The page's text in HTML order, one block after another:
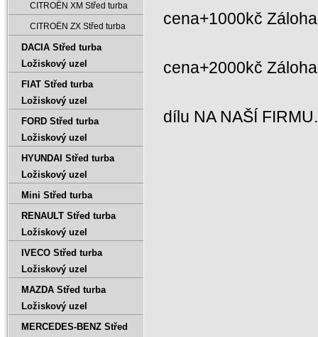
cena+1000kč
cena+2000kč
dílu NA NAŠÍ
CITROËN XM Střed turba
CITROËN ZX Střed turba
DACIA Střed turba
Ložiskový uzel
FIAT Střed turba
Ložiskový uzel
FORD Střed turba
Ložiskový uzel
HYUNDAI Střed turba
Ložiskový uzel
Mini Střed turba
RENAULT Střed turba
Ložiskový uzel
IVECO Střed turba
Ložiskový uzel
MAZDA Střed turba
Ložiskový uzel
MERCEDES-BENZ Střed